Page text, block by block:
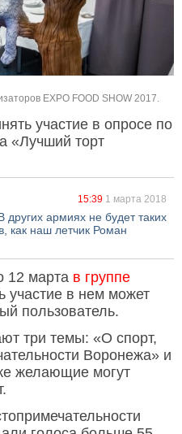
EXPO FOOD SHOW 2017.
участие в опросе по
«Лучший торт
15:39 1 марта 2018
армиях не будет таких
как наш летчик Роман
12 марта в группе
участие в нем может
пользователь.
три темы: «О спорт,
Воронежа» и
желающие могут